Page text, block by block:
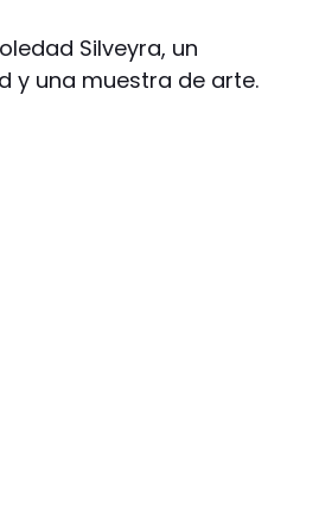
Silveyra, un
y una muestra de arte.